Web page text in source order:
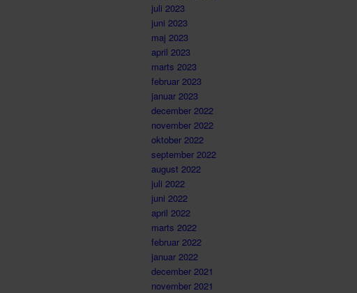
juli 2023
juni 2023
maj 2023
april 2023
marts 2023
februar 2023
januar 2023
december 2022
november 2022
oktober 2022
september 2022
august 2022
juli 2022
juni 2022
april 2022
marts 2022
februar 2022
januar 2022
december 2021
november 2021